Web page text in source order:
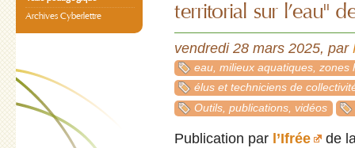
territorial sur l’eau"
vendredi 28 mars 2025, par
eau, milieux aquatiques, zones
élus et techniciens de
Outils, publications, vidéos
Publication par l’Ifrée
de
Archives Cyberlettre